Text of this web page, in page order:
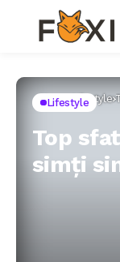
Home Lifestyle
Lifestyle
Top
simți